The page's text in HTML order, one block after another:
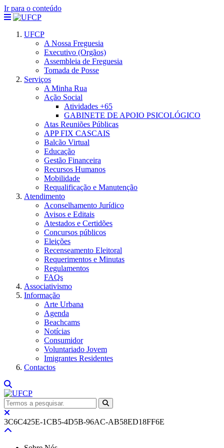
Ir para o conteúdo
UFCP
A Nossa Freguesia
Executivo (Orgãos)
Assembleia de Freguesia
Tomada de Posse
Serviços
A Minha Rua
Ação Social
Atividades +65
GABINETE DE APOIO PSICOLÓGICO
Atas Reuniões Públicas
APP FIX CASCAIS
Balcão Virtual
Educação
Gestão Financeira
Recursos Humanos
Mobilidade
Requalificação e Manutenção
Atendimento
Aconselhamento Jurídico
Avisos e Editais
Atestados e Certidões
Concursos públicos
Eleições
Recenseamento Eleitoral
Requerimentos e Minutas
Regulamentos
FAQs
Associativismo
Informação
Arte Urbana
Agenda
Beachcams
Notícias
Consumidor
Voluntariado Jovem
Imigrantes Residentes
Contactos
3C6C425E-1CB5-4D5B-96AC-AB58ED18FF6E